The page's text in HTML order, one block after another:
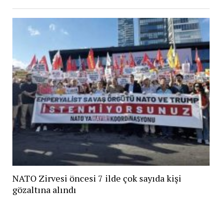
NATO Zirvesi öncesi 7 ilde çok sayıda kişi
gözaltına alındı